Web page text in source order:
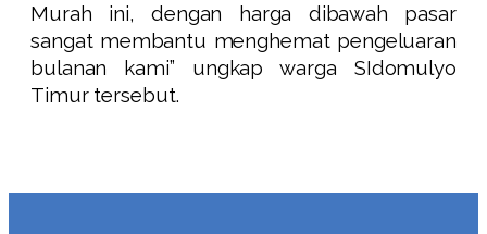
Murah ini, dengan harga dibawah pasar
sangat membantu menghemat pengeluaran
bulanan kami” ungkap warga SIdomulyo
Timur tersebut.